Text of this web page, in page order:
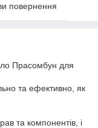
повернення
Прасомбун для
та ефективно, як
та компонентів, і